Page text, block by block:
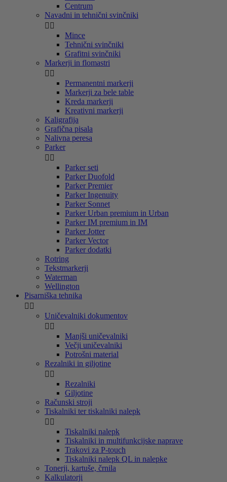
Centrum
Navadni in tehnični svinčniki
 
Mince
Tehnični svinčniki
Grafitni svinčniki
Markerji in flomastri
 
Permanentni markerji
Markerji za bele table
Kreda markerji
Kreativni markerji
Kaligrafija
Grafična pisala
Nalivna peresa
Parker
 
Parker seti
Parker Duofold
Parker Premier
Parker Ingenuity
Parker Sonnet
Parker Urban premium in Urban
Parker IM premium in IM
Parker Jotter
Parker Vector
Parker dodatki
Rotring
Tekstmarkerji
Waterman
Wellington
Pisarniška tehnika
 
Uničevalniki dokumentov
 
Manjši uničevalniki
Večji uničevalniki
Potrošni material
Rezalniki in giljotine
 
Rezalniki
Giljotine
Računski stroji
Tiskalniki ter tiskalniki nalepk
 
Tiskalniki nalepk
Tiskalniki in multifunkcijske naprave
Trakovi za P-touch
Tiskalniki nalepk QL in nalepke
Tonerji, kartuše, črnila
Kalkulatorji